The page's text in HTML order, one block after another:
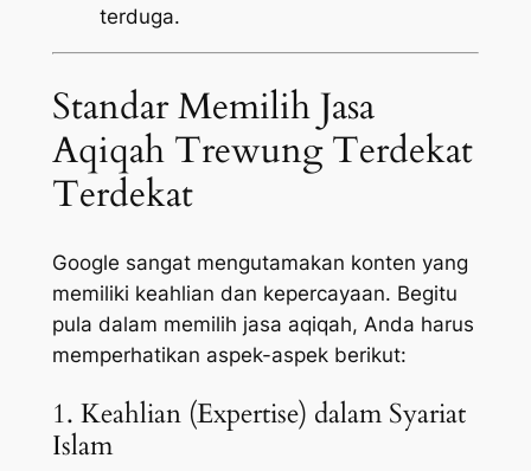
terduga.
Standar Memilih Jasa
Aqiqah Trewung Terdekat
Terdekat
Google sangat mengutamakan konten yang
memiliki keahlian dan kepercayaan. Begitu
pula dalam memilih jasa aqiqah, Anda harus
memperhatikan aspek-aspek berikut:
1. Keahlian (Expertise) dalam Syariat
Islam